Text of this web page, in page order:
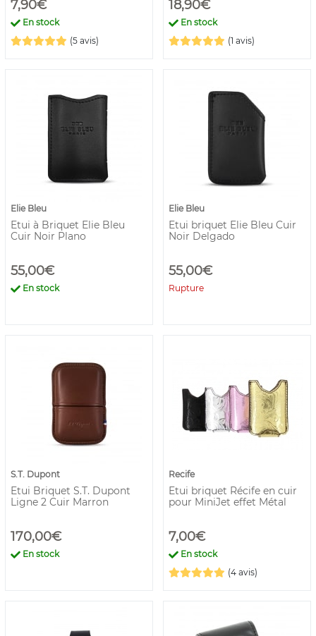
7,90€
En stock
(5 avis)
18,90€
En stock
(1 avis)
Elie Bleu
Etui à Briquet Elie Bleu
Cuir Noir Plano
55,00€
En stock
Elie Bleu
Etui briquet Elie Bleu Cuir
Noir Delgado
55,00€
Rupture
S.T. Dupont
Etui Briquet S.T. Dupont
Ligne 2 Cuir Marron
170,00€
En stock
Recife
Etui briquet Récife en cuir
pour MiniJet effet Métal
7,00€
En stock
(4 avis)